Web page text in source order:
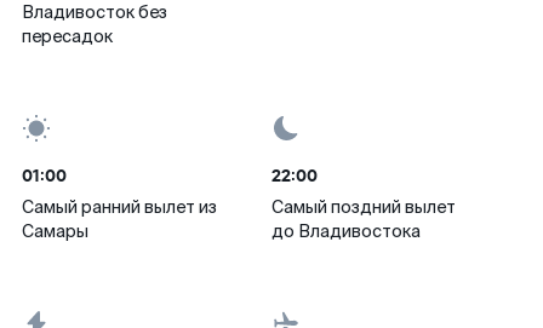
Владивосток без
пересадок
01:00
Самый ранний вылет из
Самары
22:00
Самый поздний вылет
до Владивостока